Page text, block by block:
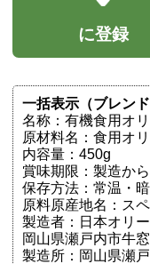
に登録
一括表示（ブレンド
名称：有機食用オ
原材料名：食用オ
内容量：450g
賞味期限：製造か
保存方法：常温・
原料原産地名：ス
製造者：日本オリ
岡山県瀬戸内市牛
製造所：岡山県瀬